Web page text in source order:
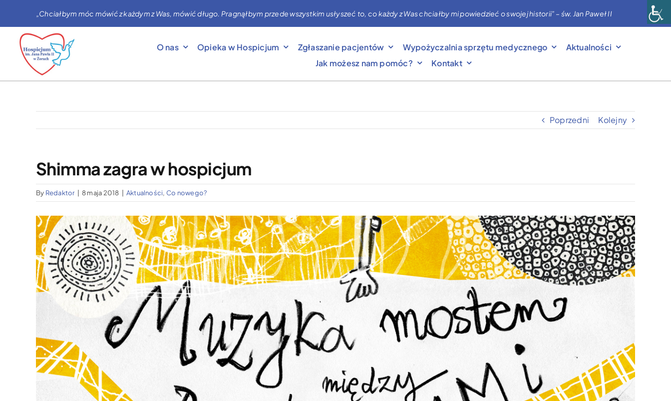
zawartości
„Chciałbym móc mówić z każdym z Was, mówić długo. Pragnąłbym przede wszystkim usłyszeć to, co każdy z Was chciałby mi powiedzieć o swojej historii” – św. Jan Paweł II
O nas Opieka w Hospicjum Zgłaszanie pacjentów Wypożyczalnia sprzętu medycznego
Aktualności
Jak możesz nam pomóc?
Kontakt
Poprzedni Kolejny
Shimma zagra w hospicjum
By Redaktor 8 maja 2018 Aktualności, Co nowego?
Pokaż
większy
obrazek